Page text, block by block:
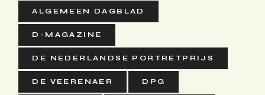
ALGEMEEN DAGBLAD
D-MAGAZINE
DE NEDERLANDSE PORTRETPRIJS
DE VEERENAER DPG